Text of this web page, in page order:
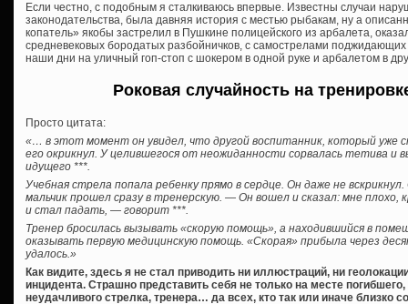
Если честно, с подобным я сталкиваюсь впервые. Известны случаи
законодательства, была давняя история с местью рыбакам, ну а
копатель» якобы застрелил в Пушкине полицейского из арбалета,
средневековых бородатых разбойничков, с самострелами поджидающих
наши дни на уличный гоп-стоп с шокером в одной руке и арбалетом в
Роковая случайность на
Просто цитата:
«… в этот момент он увидел, что другой воспитанник, который уже
его окрикнул. У целившегося от неожиданности сорвалась тетива и
идущего ***.
Учебная стрела попала ребенку прямо в сердце. Он даже не
мальчик прошел сразу в тренерскую. — Он вошел и сказал: мне плохо,
и стал падать, — говорит ***.
Тренер бросилась вызывать «скорую помощь», а находившийся в
оказывать первую медицинскую помощь. «Скорая» прибыла через
удалось.»
Как видите, здесь я не стал приводить ни иллюстраций, ни
инцидента. Страшно представить себя не только на месте
неудачливого стрелка, тренера… да всех, кто так или иначе близко